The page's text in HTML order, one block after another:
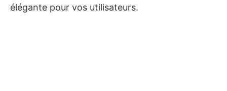
élégante pour vos utilisateurs.